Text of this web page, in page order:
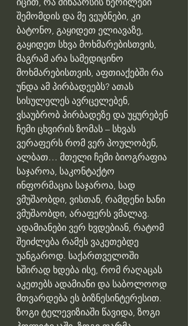
იცით, რა შინაარსის წერილები
შემომდის და მე ვეუბნები, კი
ბატონო, გაყიდეთ ელიავაზე,
გაყიდეთ სხვა მოხმარებისთვის,
მაგრამ არა სამედიცინო
მოხმარებისთვის, აფთიაქებში რა
უნდა ამ პირბადეებს? ათას
სისულელეს ავრცელებენ,
ვსაუბრობ პირბადეზე და უყურებენ
ჩემი ცხვირის ზომას – სხვას
ვერაფერს რომ ვერ პოულობენ,
ალბათ… მთელი ჩემი ბიოგრაფია
საჯაროა, საკონტაქტო
ინფორმაცია საჯაროა, სად
ვმუშაობდი, ვისთან, რამდენი ხანი
ვმუშაობდი, არაფერს ვმალავ.
ადამიანები ვერ ხვდებიან, რატომ
შეიძლება რამეს ვაკეთებდე
უანგაროდ. საქართველოში
ხშირად ხდება ისე, რომ რაღაცას
აკეთებს ადამიანი და საბოლოოდ
მთვარდება ეს ბიზნესინტერესით.
ზოგი ტელევიზიაში წავიდა, ზოგი